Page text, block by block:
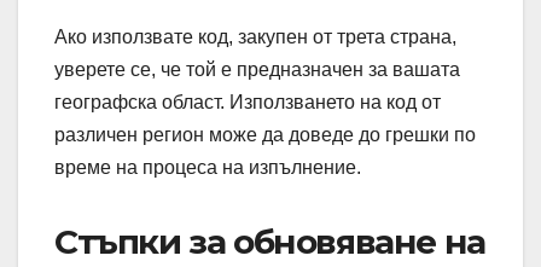
Ако използвате код, закупен от трета страна,
уверете се, че той е предназначен за вашата
географска област. Използването на код от
различен регион може да доведе до грешки по
време на процеса на изпълнение.
Стъпки за обновяване на